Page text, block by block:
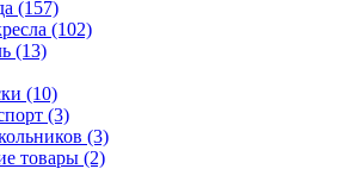
(157)
(102)
(13)
(10)
(3)
(3)
товары (2)